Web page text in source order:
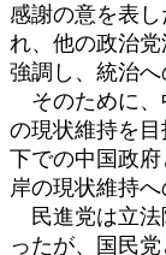
感謝の意を表
れ、他の政治
強調し、統治へ
そのために、
の現状維持を
下での中国政
岸の現状維持
民進党は立法
ったが、国民